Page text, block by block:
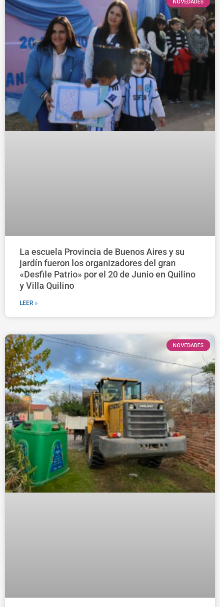
NOVEDADES
La escuela Provincia de Buenos Aires y su
jardín fueron los organizadores del gran
«Desfile Patrio» por el 20 de Junio en Quilino
y Villa Quilino
LEER »
NOVEDADES